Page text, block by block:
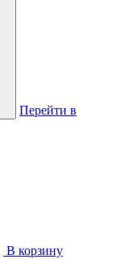
Перейти в
В корзину